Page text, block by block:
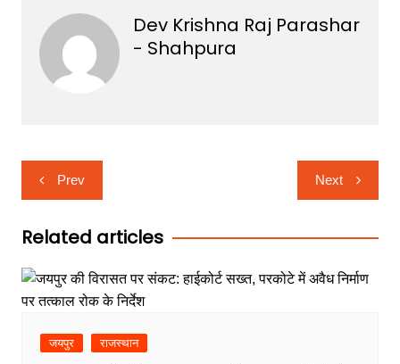
Dev Krishna Raj Parashar
- Shahpura
Post
navigation
Prev Next
Related articles
जयपुर राजस्थान